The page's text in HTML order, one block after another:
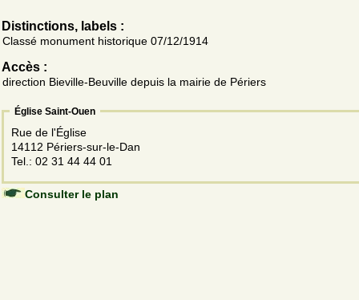
Distinctions, labels :
Classé monument historique 07/12/1914
Accès :
direction Bieville-Beuville depuis la mairie de Périers
Église Saint-Ouen
Rue de l'Église
14112 Périers-sur-le-Dan
Tel.: 02 31 44 44 01
Consulter le plan